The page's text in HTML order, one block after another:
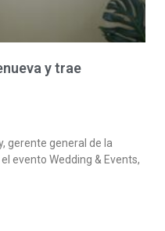
y trae
gerente general de la
evento Wedding & Events,